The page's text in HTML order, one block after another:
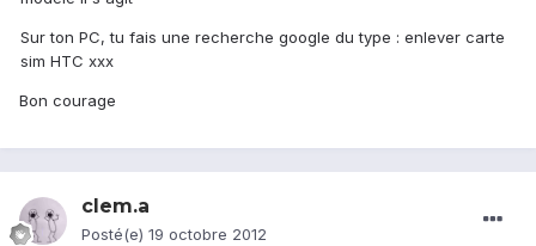
Sur ton PC, tu fais une recherche google du type : enlever carte
sim HTC xxx
Bon courage
clem.a
Posté(e) 19 octobre 2012